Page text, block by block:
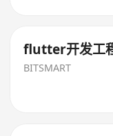
flutter开发工
BITSMART